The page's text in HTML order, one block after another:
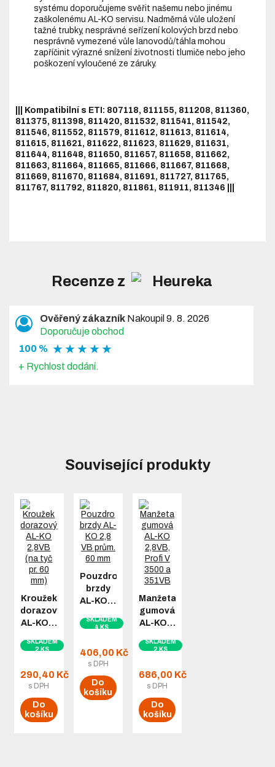
systému doporučujeme svěřit našemu nebo jinému
zaškolenému AL-KO servisu. Nadměrná vůle uložení
tažné trubky, nesprávné seřízení kolových brzd nebo
nesprávně vymezené vůle lanovodů/táhla mohou
zapříčinit výrazné snížení životnosti tlumiče nebo jeho
poškození vyloučené ze záruky.
||| Kompatibilní s ETI: 807118, 811155, 811208, 811360,
811375, 811398, 811420, 811532, 811541, 811542,
811546, 811552, 811579, 811612, 811613, 811614,
811615, 811621, 811622, 811623, 811629, 811631,
811644, 811648, 811650, 811657, 811658, 811662,
811663, 811664, 811665, 811666, 811667, 811668,
811669, 811670, 811684, 811691, 811727, 811765,
811767, 811792, 811820, 811861, 811911, 811346 |||
Recenze z
Ověřený zákazník Nakoupil 9. 8. 2026
Doporučuje obchod
100 % ★ ★ ★ ★ ★
+ Rychlost dodání.
Související produkty
Kroužek
dorazový
AL-KO…
SKLADEM
2 KS
290,40 Kč
s DPH
Do
košíku
Pouzdro
brzdy
AL-KO…
SKLADEM
4 KS
406,00 Kč
s DPH
Do
košíku
Manžeta
gumová
AL-KO…
SKLADEM
2 KS
686,00 Kč
s DPH
Do
košíku